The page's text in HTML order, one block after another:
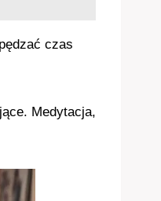
czas
Medytacja,